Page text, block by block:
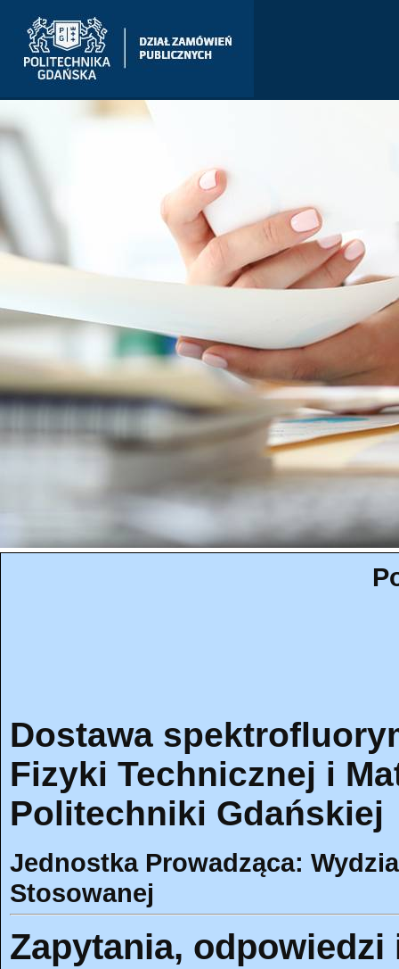
Dostawa
Fizyki Technicznej i
Politechniki Gdańskiej
Jednostka Prowadząca:
Stosowanej
Zapytania, odpowiedzi